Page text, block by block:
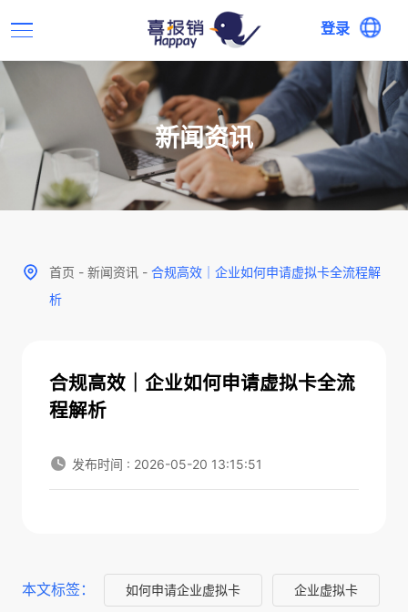
登录
新闻资讯
首页 - 新闻资讯 - 合规高效｜企业如何申请虚拟卡全流程解
析
合规高效｜企业如何申请虚拟卡全流
程解析
发布时间 : 2026-05-20 13:15:51
本文标签： 如何申请企业虚拟卡 企业虚拟卡